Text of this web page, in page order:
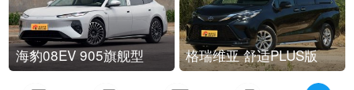
海豹08EV 905旗舰型 格瑞维亚 舒适PLUS版